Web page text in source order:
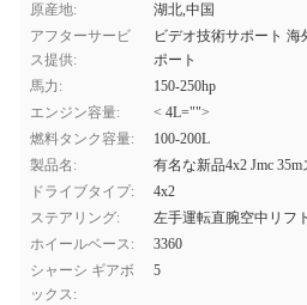
原産地:
湖北,中国
アフターサービ
ス提供:
ビデオ技術サポート
ポート
馬力:
150-250hp
エンジン容量:
< 4L="">
燃料タンク容量:
100-200L
製品名:
有名な新品4x2 Jmc
ドライブタイプ:
4x2
ステアリング:
左手運転直腕空中リフ
ホイールベース:
3360
シャーシ ギアボ
ックス:
5